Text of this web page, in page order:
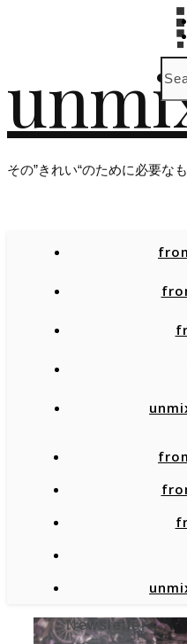
その”きれい“のために必要な
Newsletter